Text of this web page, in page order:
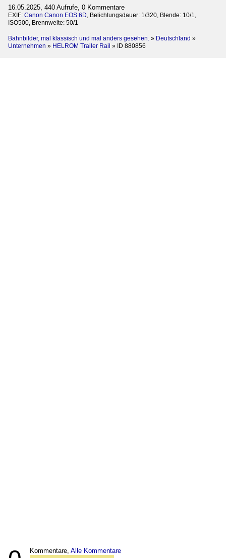
16.05.2025, 440 Aufrufe, 0 Kommentare
EXIF: Canon Canon EOS 6D, Belichtungsdauer: 1/320, Blende: 10/1,
ISO500, Brennweite: 50/1
Bahnbilder, mal klassisch und mal anders gesehen. » Deutschland »
Unternehmen » HELROM Trailer Rail » ID 880856
Kommentare, Alle Kommentare